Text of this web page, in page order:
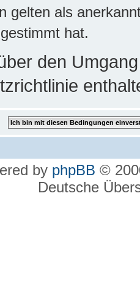
gelten als
hat.
den
by phpBB ©
Deutsche